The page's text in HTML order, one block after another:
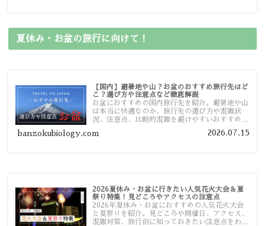
夏休み・お盆の旅行に向けて！
【国内】避暑地や山？お盆のおすすめ旅行先はど
こ？選び方や注意点など徹底解説
お盆におすすめの国内旅行先を紹介。避暑地や山
は本当に快適なのか、旅行先の選び方や混雑状
況、注意点、比較的混雑を避けやすいおすすめス
す。
banzokubiology.com 2026.07.15
2026夏休み・お盆に行きたい人気花火大会＆夏
祭り特集！見どころやアクセスの注意点
2026年夏休み・お盆におすすめの人気花火大会
と夏祭りを紹介。見どころや開催日、アクセス、
混雑対策、旅行前に知っておきたい注意点をわか